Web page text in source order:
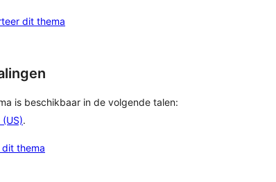
dit thema
is beschikbaar in de volgende talen:
(US).
dit thema